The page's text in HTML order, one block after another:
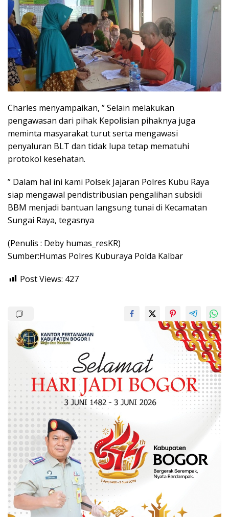
Charles menyampaikan, ” Selain melakukan
pengawasan dari pihak Kepolisian pihaknya juga
meminta masyarakat turut serta mengawasi
penyaluran BLT dan tidak lupa tetap mematuhi
protokol kesehatan.
” Dalam hal ini kami Polsek Jajaran Polres Kubu Raya
siap mengawal pendistribusian pengalihan subsidi
BBM menjadi bantuan langsung tunai di Kecamatan
Sungai Raya, tegasnya
(Penulis : Deby humas_resKR)
Sumber:Humas Polres Kuburaya Polda Kalbar
Post Views: 427